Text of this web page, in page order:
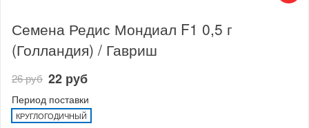
Семена Редис Мондиал F1 0,5 г
(Голландия) / Гавриш
26 руб 22 руб
Период поставки
КРУГЛОГОДИЧНЫЙ